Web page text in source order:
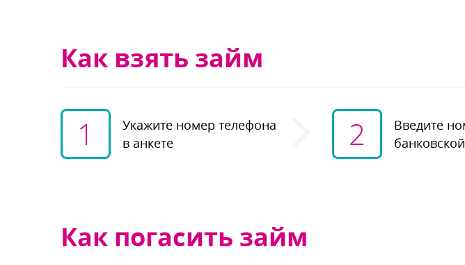
Как взять займ
1
Укажите номер телефона
анкете
2
едите
Как погасить займ